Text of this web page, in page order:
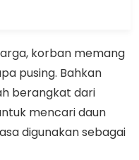
korban memang
pusing. Bahkan
berangkat dari
mencari daun
digunakan sebagai